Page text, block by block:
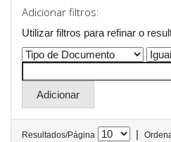
Adicionar filtros:
Utilizar filtros para refinar o
Resultados/Página |